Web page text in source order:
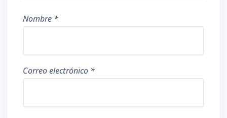
Nombre *
Correo electrónico *